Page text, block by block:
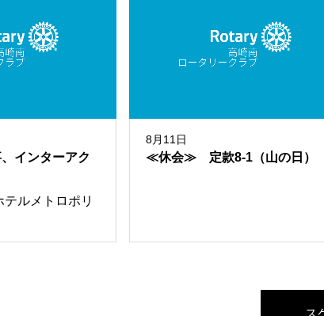
インターアク
テルメトロポリ
8月11日
≪休会≫ 定款8-1（山の日）